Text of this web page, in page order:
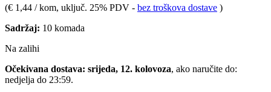
(€ 1,44 / kom, uključ. 25% PDV - bez troškova dostave )
Sadržaj: 10 komada
Na zalihi
Očekivana dostava: srijeda, 12. kolovoza, ako naručite do:
nedjelja do 23:59.